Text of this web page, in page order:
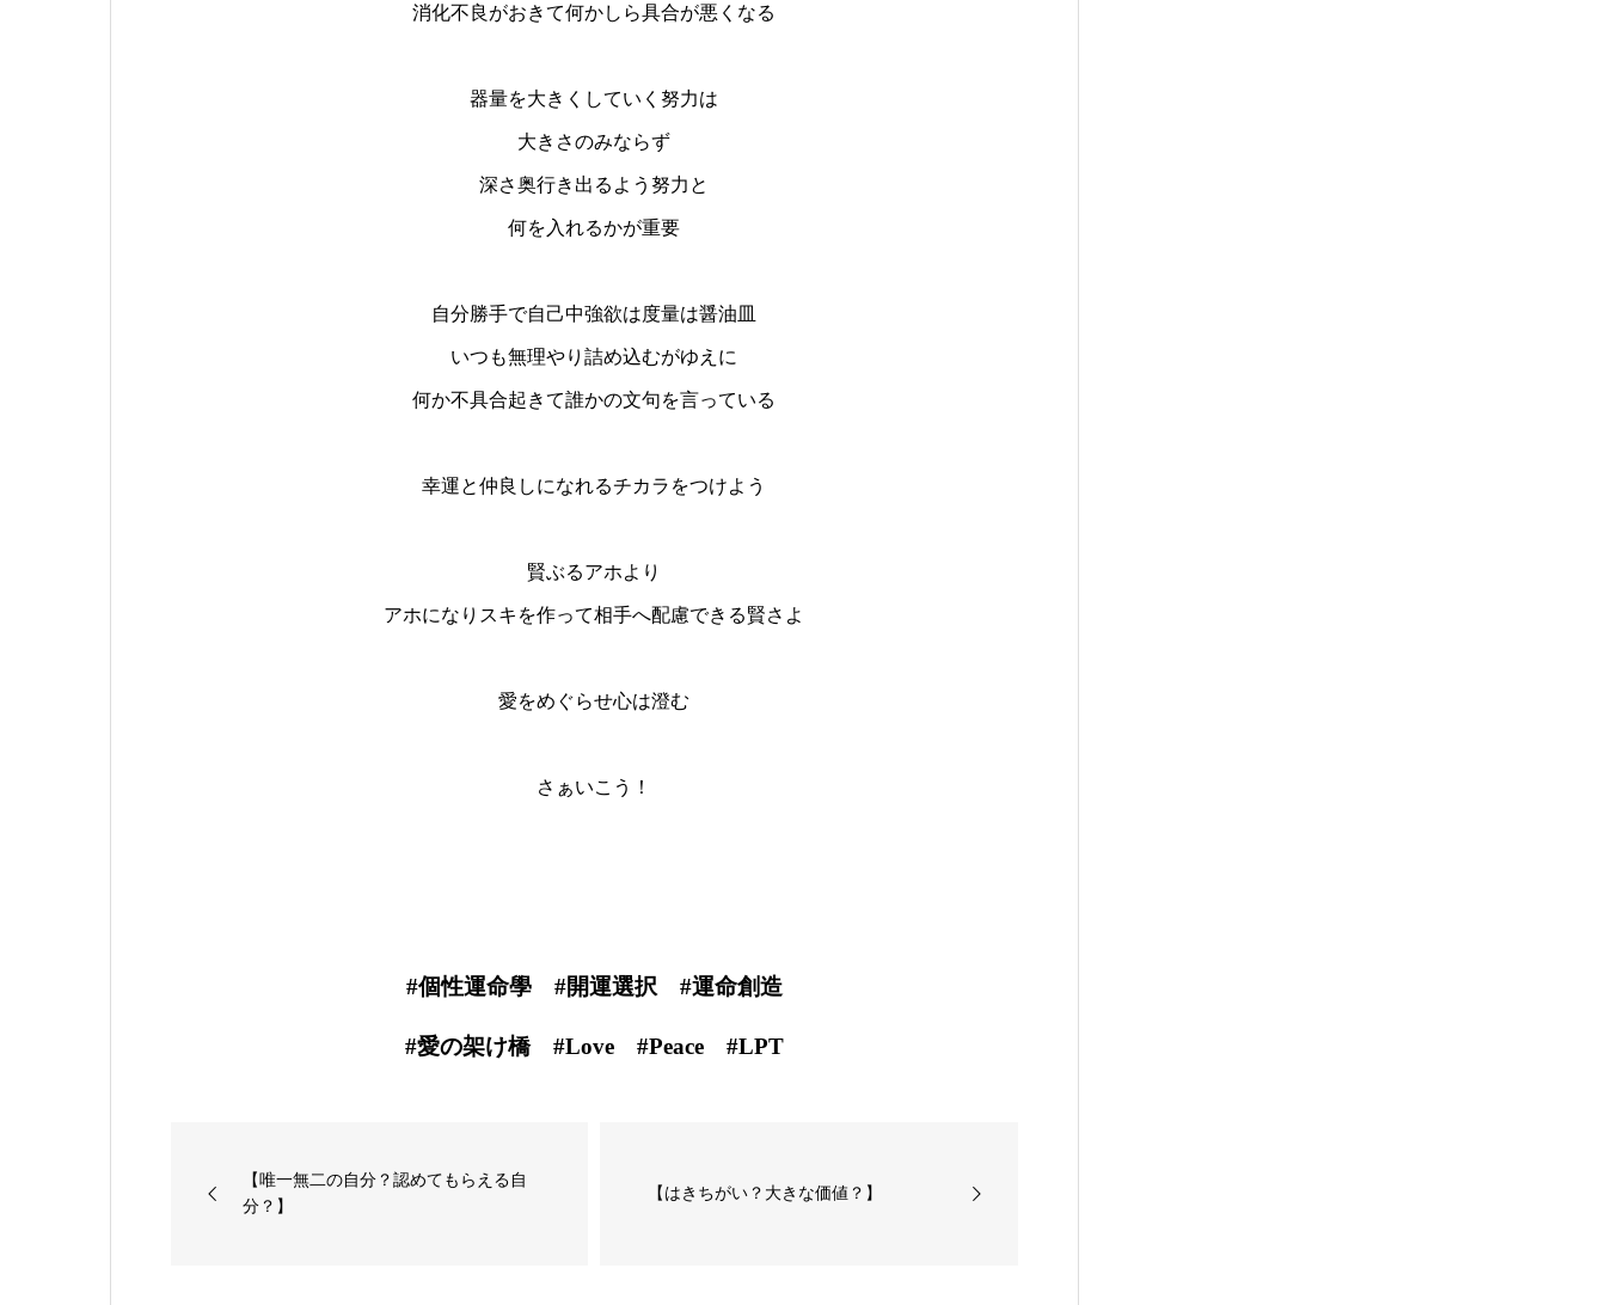
消化不良がおきて何かしら具合が悪くなる
器量を大きくしていく努力は
大きさのみならず
深さ奥行き出るよう努力と
何を入れるかが重要
自分勝手で自己中強欲は度量は醤油皿
いつも無理やり詰め込むがゆえに
何か不具合起きて誰かの文句を言っている
幸運と仲良しになれるチカラをつけよう
賢ぶるアホより
アホになりスキを作って相手へ配慮できる賢さよ
愛をめぐらせ心は澄む
さぁいこう！
#個性運命學 #開運選択 #運命創造
#愛の架け橋 #Love #Peace #LPT
【唯一無二の自分？認めてもらえる自
分？】
【はきちがい？大きな価値？】